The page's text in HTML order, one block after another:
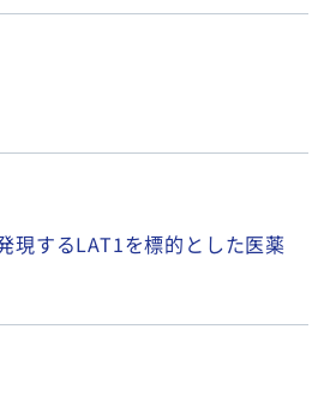
現するLAT1を標的とした医薬